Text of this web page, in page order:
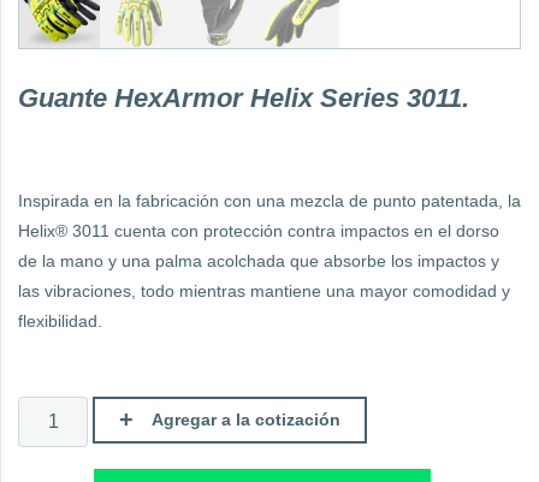
Guante HexArmor Helix Series 3011.
Inspirada en la fabricación con una mezcla de punto patentada, la
Helix® 3011 cuenta con protección contra impactos en el dorso
de la mano y una palma acolchada que absorbe los impactos y
las vibraciones, todo mientras mantiene una mayor comodidad y
flexibilidad.
Guante
HexArmor
Helix
Agregar a la cotización